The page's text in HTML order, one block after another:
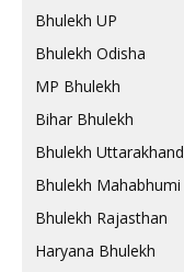
Bhulekh UP
Bhulekh Odisha
MP Bhulekh
Bihar Bhulekh
Bhulekh Uttarakhand
Bhulekh Mahabhumi
Bhulekh Rajasthan
Haryana Bhulekh